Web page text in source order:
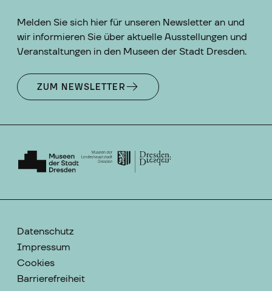
Melden Sie sich hier für unseren Newsletter an und
wir informieren Sie über aktuelle Ausstellungen und
Veranstaltungen in den Museen der Stadt Dresden.
ZUM NEWSLETTER
Datenschutz
Impressum
Cookies
Barrierefreiheit